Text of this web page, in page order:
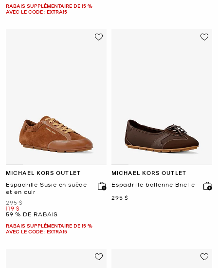
RABAIS SUPPLÉMENTAIRE DE 15 %
AVEC LE CODE : EXTRA15
MICHAEL KORS OUTLET
Espadrille Susie en suède
et en cuir
était
295 $
maintenant
119 $
59 % DE RABAIS
RABAIS SUPPLÉMENTAIRE DE 15 %
AVEC LE CODE : EXTRA15
MICHAEL KORS OUTLET
Espadrille ballerine Brielle
maintenant
295 $